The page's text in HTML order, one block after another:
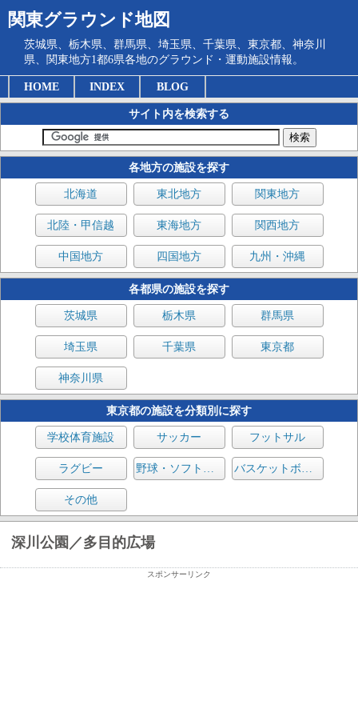
関東グラウンド地図
茨城県、栃木県、群馬県、埼玉県、千葉県、東京都、神奈川
県、関東地方1都6県各地のグラウンド・運動施設情報。
HOME INDEX BLOG
サイト内を検索する
各地方の施設を探す
北海道 東北地方 関東地方
北陸・甲信越 東海地方 関西地方
中国地方 四国地方 九州・沖縄
各都県の施設を探す
茨城県 栃木県 群馬県
埼玉県 千葉県 東京都
神奈川県
東京都の施設を分類別に探す
学校体育施設 サッカー フットサル
ラグビー 野球・ソフトボール バスケットボール
その他
深川公園／多目的広場
スポンサーリンク